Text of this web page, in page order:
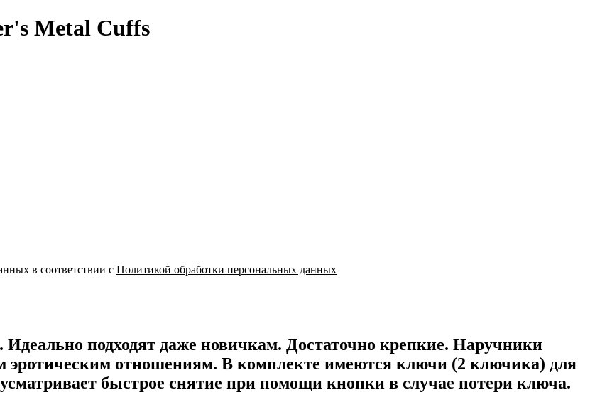
Metal Cuffs
в соответствии с Политикой обработки персональных данных
подходят даже новичкам. Достаточно крепкие. Наручники
эротическим отношениям. В комплекте имеются ключи (2 ключика) для
быстрое снятие при помощи кнопки в случае потери ключа.